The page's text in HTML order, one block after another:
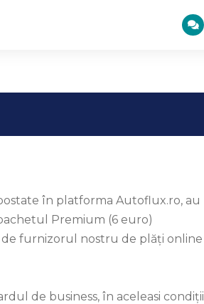
în platforma Autoflux.ro,
Premium (6 euro)
furnizorul nostru de plăți online
de business, în aceleasi